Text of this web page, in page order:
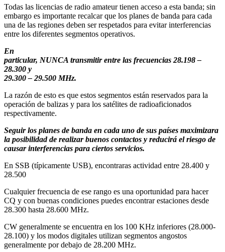
Todas las licencias de radio amateur tienen acceso a esta banda; sin
embargo es importante recalcar que los planes de banda para cada
una de las regiones deben ser respetados para evitar interferencias
entre los diferentes segmentos operativos.
En
particular, NUNCA transmitir entre las frecuencias 28.198 –
28.300 y
29.300 – 29.500 MHz.
La razón de esto es que estos segmentos están reservados para la
operación de balizas y para los satélites de radioaficionados
respectivamente.
Seguir los planes de banda en cada uno de sus países maximizara
la posibilidad de realizar buenos contactos y reducirá el riesgo de
causar interferencias para ciertos servicios.
En SSB (típicamente USB), encontraras actividad entre 28.400 y
28.500
Cualquier frecuencia de ese rango es una oportunidad para hacer
CQ y con buenas condiciones puedes encontrar estaciones desde
28.300 hasta 28.600 MHz.
CW generalmente se encuentra en los 100 KHz inferiores (28.000-
28.100) y los modos digitales utilizan segmentos angostos
generalmente por debajo de 28.200 MHz.